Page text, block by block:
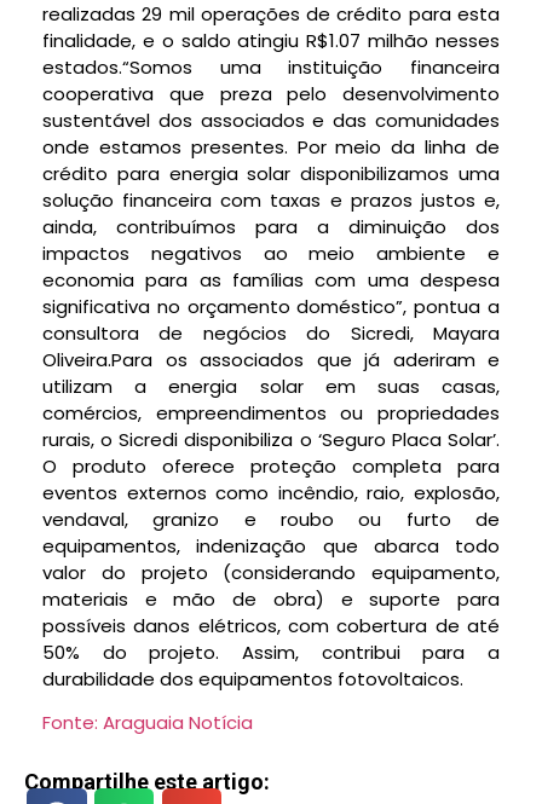
realizadas 29 mil operações de crédito para esta
finalidade, e o saldo atingiu R$1.07 milhão nesses
estados.“Somos uma instituição financeira
cooperativa que preza pelo desenvolvimento
sustentável dos associados e das comunidades
onde estamos presentes. Por meio da linha de
crédito para energia solar disponibilizamos uma
solução financeira com taxas e prazos justos e,
ainda, contribuímos para a diminuição dos
impactos negativos ao meio ambiente e
economia para as famílias com uma despesa
significativa no orçamento doméstico”, pontua a
consultora de negócios do Sicredi, Mayara
Oliveira.Para os associados que já aderiram e
utilizam a energia solar em suas casas,
comércios, empreendimentos ou propriedades
rurais, o Sicredi disponibiliza o ‘Seguro Placa Solar’.
O produto oferece proteção completa para
eventos externos como incêndio, raio, explosão,
vendaval, granizo e roubo ou furto de
equipamentos, indenização que abarca todo
valor do projeto (considerando equipamento,
materiais e mão de obra) e suporte para
possíveis danos elétricos, com cobertura de até
50% do projeto. Assim, contribui para a
durabilidade dos equipamentos fotovoltaicos.
Fonte: Araguaia Notícia
Compartilhe este artigo: